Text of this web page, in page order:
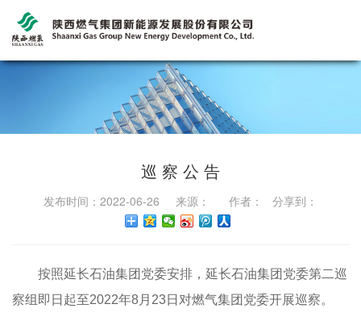
巡 察 公 告
发布时间：2022-06-26 来源： 作者： 分享到：
按照延长石油集团党委安排，延长石油集团党委第二巡
察组即日起至2022年8月23日对燃气集团党委开展巡察。